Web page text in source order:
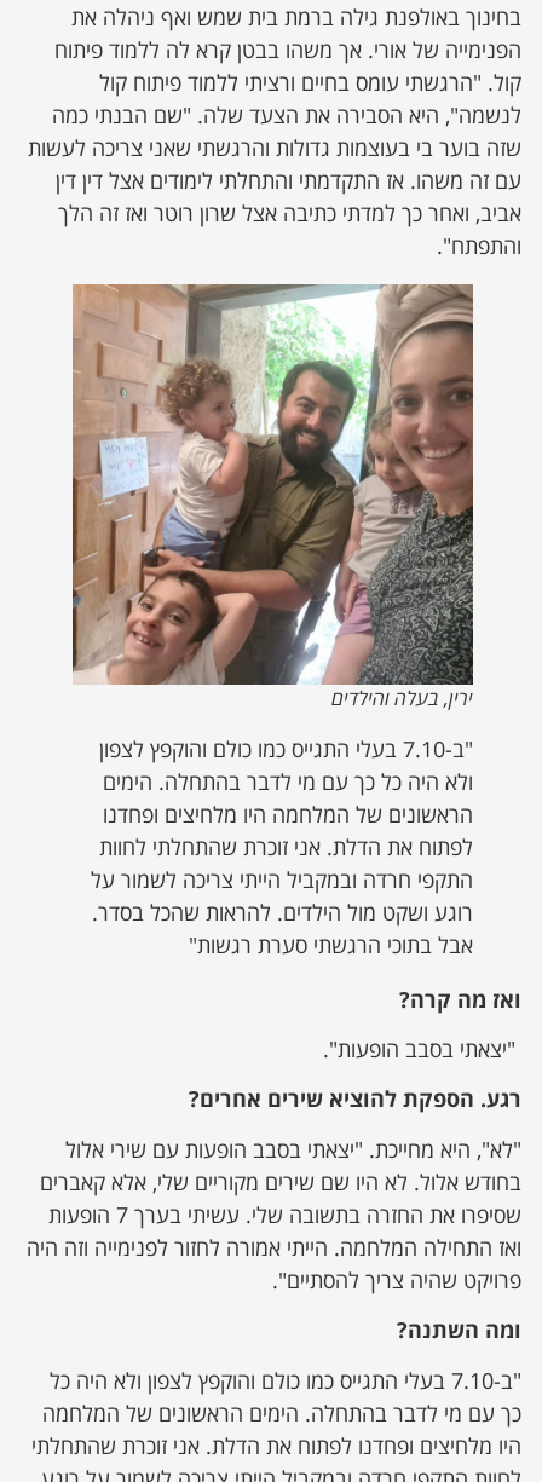
בחינוך באולפנת גילה ברמת בית שמש ואף ניהלה את
הפנימייה של אורי. אך משהו בבטן קרא לה ללמוד פיתוח
קול. "הרגשתי עומס בחיים ורציתי ללמוד פיתוח קול
לנשמה", היא הסבירה את הצעד שלה. "שם הבנתי כמה
שזה בוער בי בעוצמות גדולות והרגשתי שאני צריכה לעשות
עם זה משהו. אז התקדמתי והתחלתי לימודים אצל דין דין
אביב, ואחר כך למדתי כתיבה אצל שרון רוטר ואז זה הלך
והתפתח".
ירין, בעלה והילדים
"ב-7.10 בעלי התגייס כמו כולם והוקפץ לצפון
ולא היה כל כך עם מי לדבר בהתחלה. הימים
הראשונים של המלחמה היו מלחיצים ופחדנו
לפתוח את הדלת. אני זוכרת שהתחלתי לחוות
התקפי חרדה ובמקביל הייתי צריכה לשמור על
רוגע ושקט מול הילדים. להראות שהכל בסדר.
אבל בתוכי הרגשתי סערת רגשות"
ואז מה קרה?
"יצאתי בסבב הופעות".
רגע. הספקת להוציא שירים אחרים?
"לא", היא מחייכת. "יצאתי בסבב הופעות עם שירי אלול
בחודש אלול. לא היו שם שירים מקוריים שלי, אלא קאברים
שסיפרו את החזרה בתשובה שלי. עשיתי בערך 7 הופעות
ואז התחילה המלחמה. הייתי אמורה לחזור לפנימייה וזה היה
פרויקט שהיה צריך להסתיים".
ומה השתנה?
"ב-7.10 בעלי התגייס כמו כולם והוקפץ לצפון ולא היה כל
כך עם מי לדבר בהתחלה. הימים הראשונים של המלחמה
היו מלחיצים ופחדנו לפתוח את הדלת. אני זוכרת שהתחלתי